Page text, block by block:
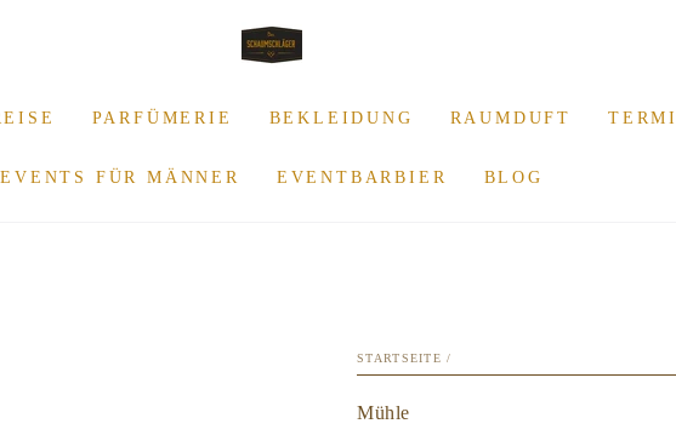
PARFÜMERIE BEKLEIDUNG RAUMDUFT
EVENTS FÜR MÄNNER EVENTBARBIER BLOG
STARTSEITE /
Mühle